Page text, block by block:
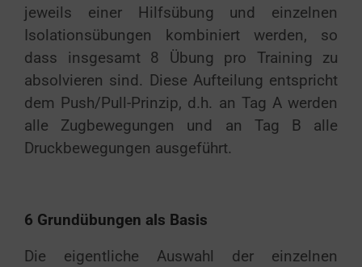
jeweils einer Hilfsübung und einzelnen
Isolationsübungen kombiniert werden, so
dass insgesamt 8 Übung pro Training zu
absolvieren sind. Diese Aufteilung entspricht
dem Push/Pull-Prinzip, d.h. an Tag A werden
alle Zugbewegungen und an Tag B alle
Druckbewegungen ausgeführt.
6 Grundübungen als Basis
Die eigentliche Auswahl der einzelnen